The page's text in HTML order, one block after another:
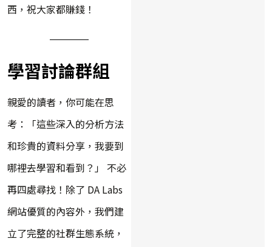
西，祝大家都賺錢！
學習討論群組
親愛的讀者，你可能在思
考：「這些深入的分析方法
和珍貴的資料分享，我要到
哪裡去學習和看到？」 不必
再四處尋找！除了 DA Labs
網站優質的內容外，我們建
立了完整的社群生態系統，